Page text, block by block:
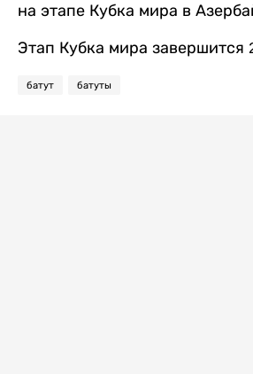
на этапе Кубка мира в
Этап Кубка мира завершится
батут батуты